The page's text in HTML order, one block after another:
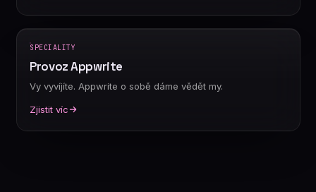
SPECIALITY
Provoz Appwrite
Vy vyvíjíte. Appwrite o sobě dáme vědět my.
Zjistit víc